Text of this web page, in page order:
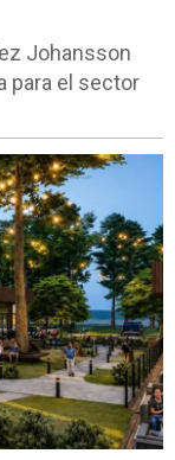
Johansson
para el sector